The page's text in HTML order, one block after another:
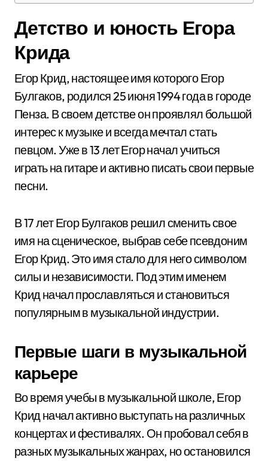
Детство и юность Егора
Крида
Егор Крид, настоящее имя которого Егор
Булгаков, родился 25 июня 1994 года в городе
Пенза. В своем детстве он проявлял большой
интерес к музыке и всегда мечтал стать
певцом. Уже в 13 лет Егор начал учиться
играть на гитаре и активно писать свои первые
песни.
В 17 лет Егор Булгаков решил сменить свое
имя на сценическое, выбрав себе псевдоним
Егор Крид. Это имя стало для него символом
силы и независимости. Под этим именем
Крид начал прославляться и становиться
популярным в музыкальной индустрии.
Первые шаги в музыкальной
карьере
Во время учебы в музыкальной школе, Егор
Крид начал активно выступать на различных
концертах и фестивалях. Он пробовал себя в
разных музыкальных жанрах, но остановился